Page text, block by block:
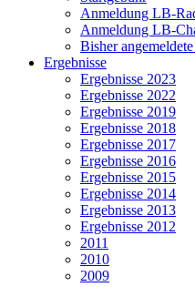
Anmeldung LB-
Anmeldung LB-
Bisher
Ergebnisse
Ergebnisse 2023
Ergebnisse 2022
Ergebnisse 2019
Ergebnisse 2018
Ergebnisse 2017
Ergebnisse 2016
Ergebnisse 2015
Ergebnisse 2014
Ergebnisse 2013
Ergebnisse 2012
2011
2010
2009